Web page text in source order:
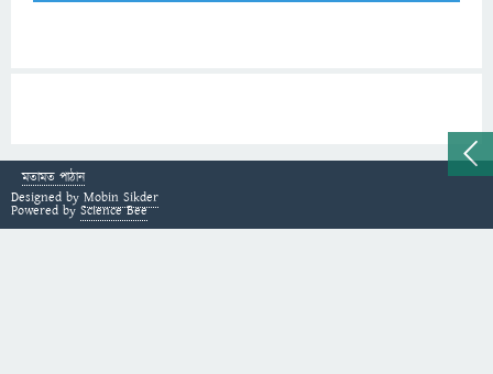
মতামত পাঠান
Designed by Mobin Sikder
Powered by Science Bee